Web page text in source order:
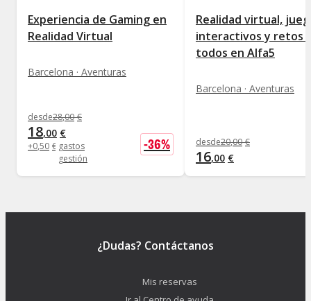
Experiencia de Gaming en
Realidad Virtual
Barcelona · Aventuras
desde28,00 €
18,00 €
+0,50 € gastos
gestión
-36%
Realidad virtual,
interactivos y retos
todos en Alfa5
Barcelona · Aventuras
desde20,00 €
16,00 €
¿Dudas? Contáctanos
Mis reservas